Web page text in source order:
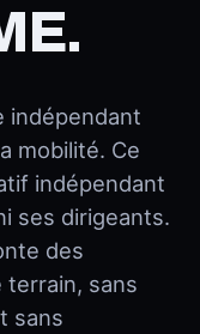
indépendant
mobilité. Ce
indépendant
ses dirigeants.
des
sans
sans